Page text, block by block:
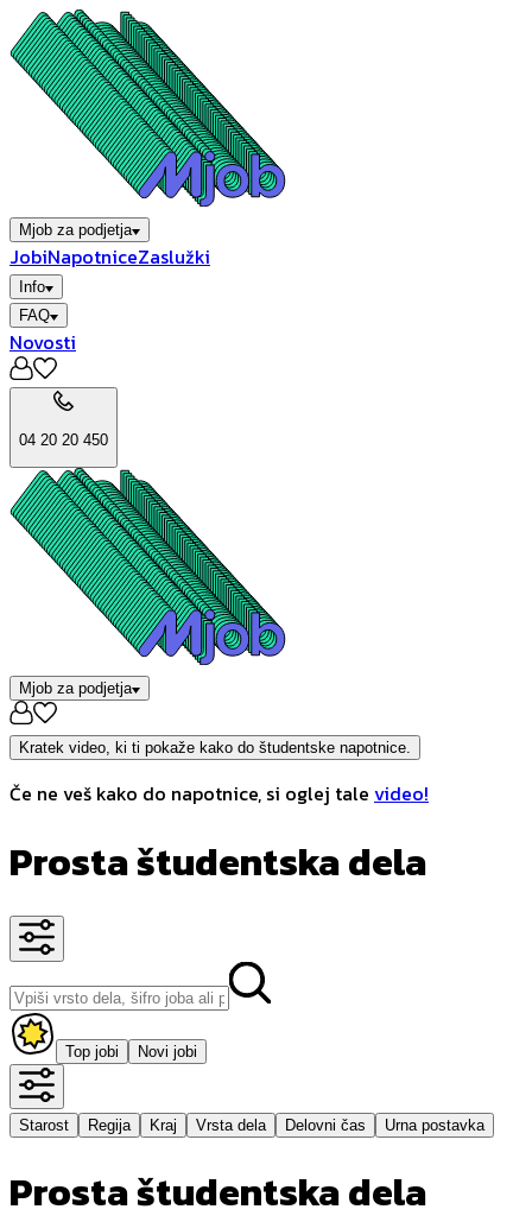
Mjob za podjetja
JobiNapotniceZaslužki
Info
FAQ
Novosti
04 20 20 450
Mjob za podjetja
Kratek video, ki ti pokaže kako do študentske napotnice.
Če ne veš kako do napotnice, si oglej tale video!
Prosta študentska dela
Top jobi Novi jobi
Starost Regija Kraj Vrsta dela Delovni čas Urna postavka
Prosta študentska dela